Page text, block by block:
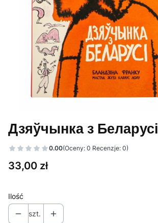
Дзяўчынка з Беларусі
0.00(Oceny: 0 Recenzje: 0)
Cena
33,00 zł
Ilość
szt.